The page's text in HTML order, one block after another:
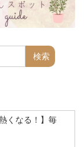
くなる！】毎